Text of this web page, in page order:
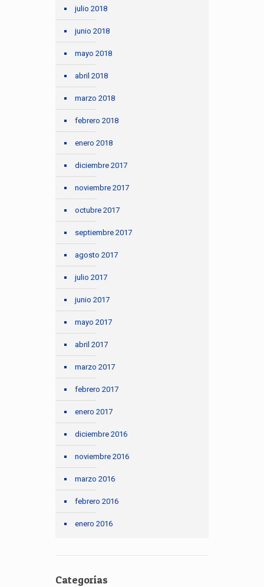
julio 2018
junio 2018
mayo 2018
abril 2018
marzo 2018
febrero 2018
enero 2018
diciembre 2017
noviembre 2017
octubre 2017
septiembre 2017
agosto 2017
julio 2017
junio 2017
mayo 2017
abril 2017
marzo 2017
febrero 2017
enero 2017
diciembre 2016
noviembre 2016
marzo 2016
febrero 2016
enero 2016
Categorías